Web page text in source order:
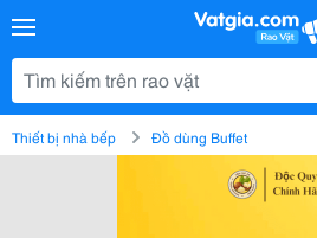
Thiết bị nhà bếp Đồ dùng Buffet